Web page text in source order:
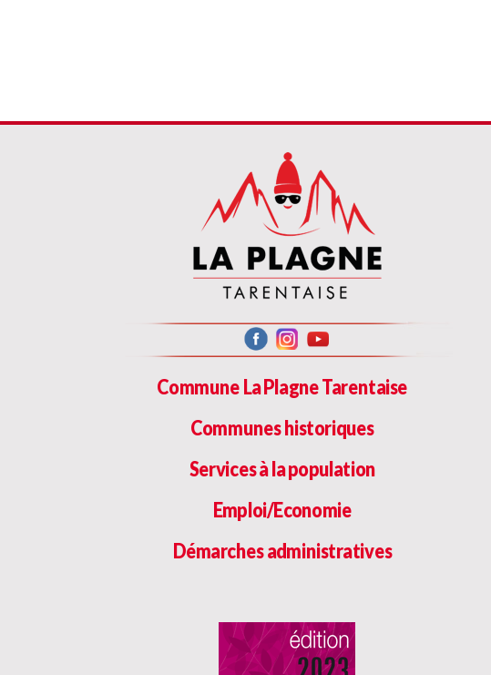
Commune La Plagne Tarentaise
Communes historiques
Services à la population
Emploi/Economie
Démarches administratives